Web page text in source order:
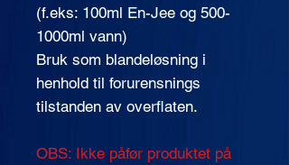
(f.eks: 100ml En-Jee og 500-
1000ml vann)
Bruk som blandeløsning i
henhold til forurensnings
tilstanden av overflaten.
OBS: Ikke påfør produktet på